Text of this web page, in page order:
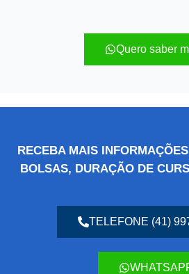
Quero saber
RECEBA MAIS
BOLSAS, DURAÇÃO DE
TELEFONE (41)